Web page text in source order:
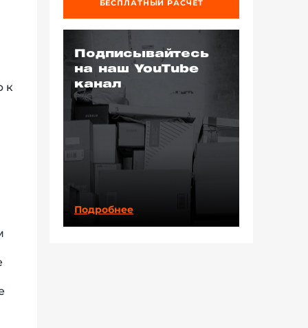
к
БЕСПЛАТНЫЙ РАСЧЕТ
Подписывайтесь
на наш YouTube
канал
Подробнее